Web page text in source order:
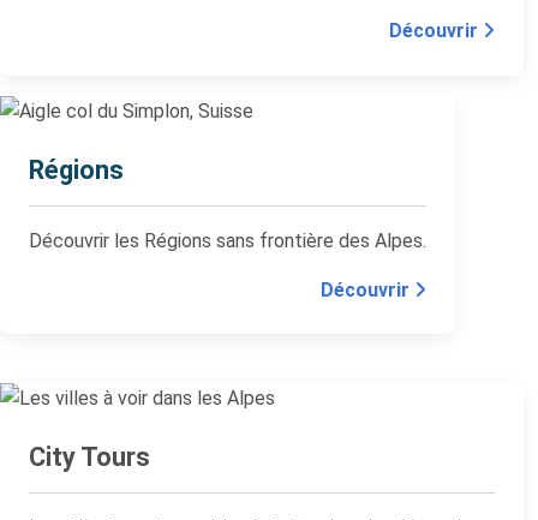
Découvrir
Régions
Découvrir les Régions sans frontière des Alpes.
Découvrir
City Tours